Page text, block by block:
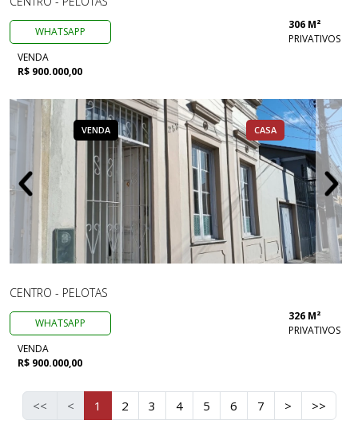
WHATSAPP
306 M²
PRIVATIVOS
VENDA
R$ 900.000,00
VENDA CASA
CENTRO - PELOTAS
WHATSAPP
326 M²
PRIVATIVOS
VENDA
R$ 900.000,00
<< < 1 2 3 4 5 6 7 > >>